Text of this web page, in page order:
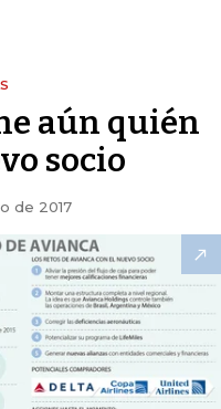
aún quién
socio
de 2017